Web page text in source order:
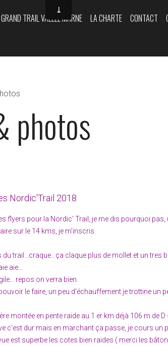
GRAND TRAIL VALLÉE MARNE LA CHARTE CONTACT
photos
Nordic'Trail 2018
flyers pour la Nordic' Trail, je me dis pourquoi pas,
sur le 14 kms, je m'inscris.
trail...craque.. ça claque plus de mollet et un tres
aie...
repos on verra bien.
le faire, un peu d'échauffement je trottine un
montée en pente raide au 1 er km déjà 106 m de D
c'est dur mais en marchant ça passe, je cours un
est superbe les cotes bien raides ( merci les